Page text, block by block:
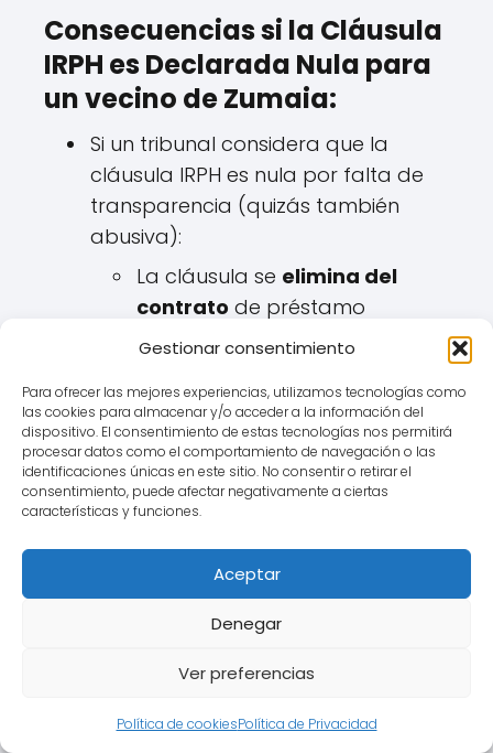
Gestionar consentimiento
Para ofrecer las mejores experiencias, utilizamos tecnologías como
las cookies para almacenar y/o acceder a la información del
dispositivo. El consentimiento de estas tecnologías nos permitirá
procesar datos como el comportamiento de navegación o las
identificaciones únicas en este sitio. No consentir o retirar el
consentimiento, puede afectar negativamente a ciertas
características y funciones.
Aceptar
Denegar
Ver preferencias
Política de cookiesPolítica de Privacidad
Consecuencias si la Cláusula
IRPH es Declarada Nula para
un vecino de Zumaia:
Si un tribunal considera que la
cláusula IRPH es nula por falta de
transparencia (quizás también
abusiva):
La cláusula se elimina del
contrato de préstamo
hipotecario.
¿Qué la sustituye?
Lo más
común, y lo que buscan la
mayoría de los afectados de
Zumaia, es que se reemplace
por elEuribor(normalmente
aplicando el diferencial que ya
estuviera pactado en la
escritura junto al IRPH). Otras
podrían ser dejar la hipoteca
sin interés remuneratorio o